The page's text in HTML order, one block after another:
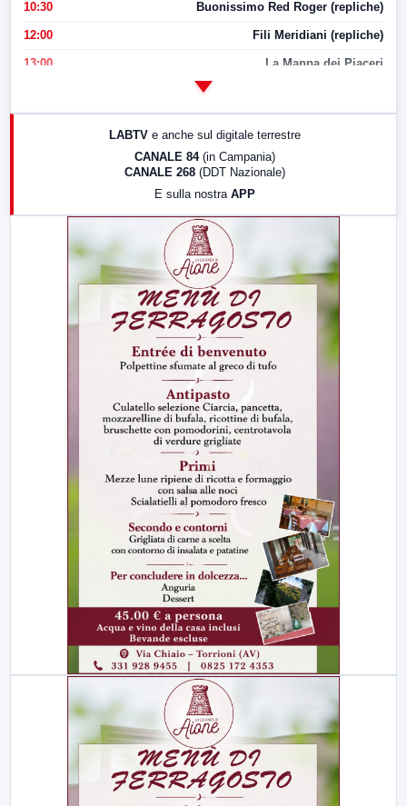
10:30 Buonissimo Red Roger (repliche)
12:00 Fili Meridiani (repliche)
13:00 La Mappa dei Piaceri
LABTV e anche sul digitale terrestre
CANALE 84 (in Campania)
CANALE 268 (DDT Nazionale)
E sulla nostra APP